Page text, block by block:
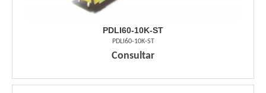
PDLI60-10K-ST
PDLI60-10K-ST
Consultar